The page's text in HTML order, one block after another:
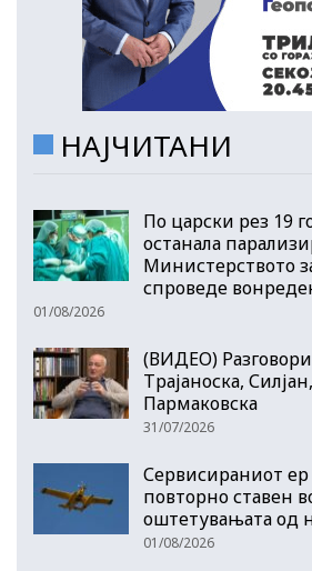
НАЈЧИТАНИ
По царски рез 19
останала
Министерството
спроведе
01/08/2026
(ВИДЕО)
Трајаноска,
Пармаковска
31/07/2026
Сервисираниот ер
повторно ставен
оштетувањата од
01/08/2026